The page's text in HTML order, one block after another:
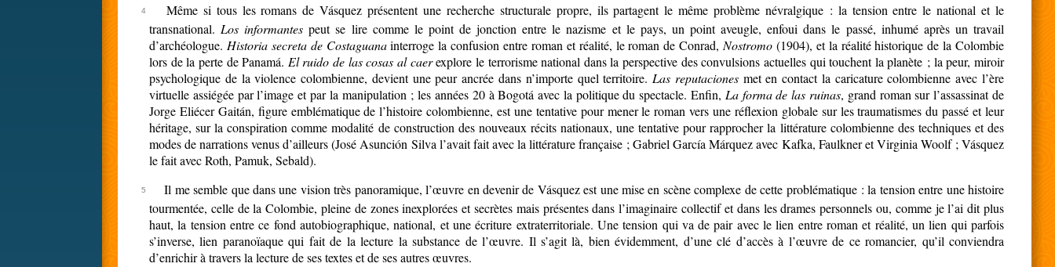
Même si tous les romans de Vásquez présentent une recherche structurale propre, ils partagent le même problème névralgique : la tension entre le national et le
transnational. Los informantes peut se lire comme le point de jonction entre le nazisme et le pays, un point aveugle, enfoui dans le passé, inhumé après un travail
d’archéologue. Historia secreta de Costaguanainterroge la confusion entre roman et réalité, le roman de Conrad, Nostromo (1904), et la réalité historique de la Colombie
lors de la perte de Panamá. El ruido de las cosas al caerexplore le terrorisme national dans la perspective des convulsions actuelles qui touchent la planète ; la peur, miroir
psychologique de la violence colombienne, devient une peur ancrée dans n’importe quel territoire. Las reputacionesmet en contact la caricature colombienne avec l’ère
virtuelle assiégée par l’image et par la manipulation ; les années 20 à Bogotá avec la politique du spectacle. Enfin, La forma de las ruinas, grand roman sur l’assassinat de
Jorge Eliécer Gaitán, figure emblématique de l’histoire colombienne, est une tentative pour mener le roman vers une réflexion globale sur les traumatismes du passé et leur
héritage, sur la conspiration comme modalité de construction des nouveaux récits nationaux, une tentative pour rapprocher la littérature colombienne des techniques et des
modes de narrations venus d’ailleurs (José Asunción Silva l’avait fait avec la littérature française ; Gabriel García Márquez avec Kafka, Faulkner et Virginia Woolf ; Vásquez
le fait avec Roth, Pamuk, Sebald).
Il me semble que dans une vision très panoramique, l’œuvre en devenir de Vásquez est une mise en scène complexe de cette problématique : la tension entre une histoire
tourmentée, celle de la Colombie, pleine de zones inexplorées et secrètes mais présentes dans l’imaginaire collectif et dans les drames personnels ou, comme je l’ai dit plus
haut, la tension entre ce fond autobiographique, national, et une écriture extraterritoriale. Une tension qui va de pair avec le lien entre roman et réalité, un lien qui parfois
s’inverse, lien paranoïaque qui fait de la lecture la substance de l’œuvre. Il s’agit là, bien évidemment, d’une clé d’accès à l’œuvre de ce romancier, qu’il conviendra
d’enrichir à travers la lecture de ses textes et de ses autres œuvres.